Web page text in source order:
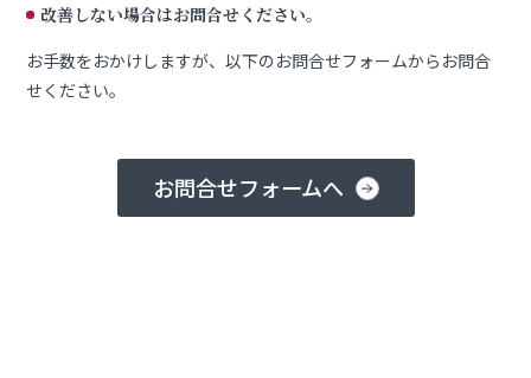
改善しない場合はお問合せください。
お手数をおかけしますが、以下のお問合せフォームからお問合
せください。
お問合せフォームへ